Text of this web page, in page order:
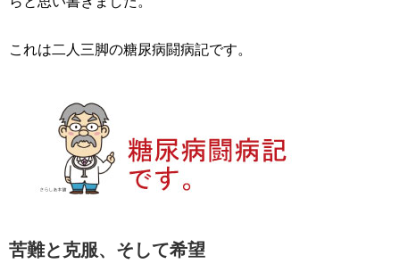
これは二人三脚の糖尿病闘病記です。
苦難と克服、そして希望